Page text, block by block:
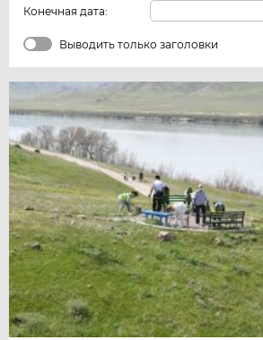
Конечная дата:
Выводить только заголовки